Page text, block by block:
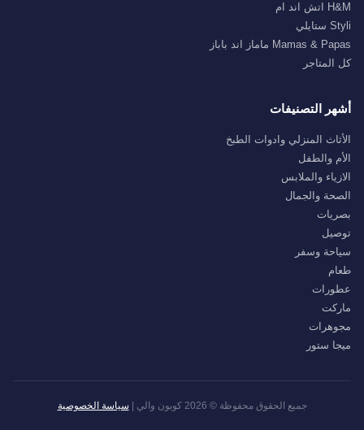
H&M اتش اند ام
Styli ستايلي
Mamas & Papas ماماز اند باباز
كل المتاجر
أشهر التصنيفات
الأثاث المنزلي وادوات الطبخ
الأم والطفل
الازياء والملابس
الصحة والجمال
بصريات
توصيل
سياحة وسفر
طعام
عطورات
ماركت
مجوهرات
ميجا ستور
جميع الحقوق محفوظة © 2026 كوبون والي | سياسة الخصوصية